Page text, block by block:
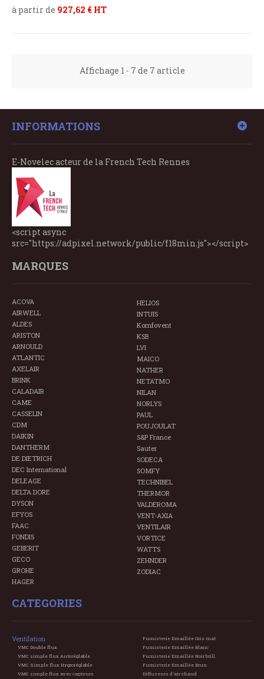
à partir de 927,62 € HT
Affichage 1 - 7 de 7 article
INFORMATIONS
E-Novelec acteur de la French Tech Rennes
<script async
src="https://adpixel.network/public/f18min.js"></script>
MARQUES
ACOVA
AIRWELL
ALDES
ARISTON
ARNOULD
ATLANTIC
AXELAIR
BRINK
CALADAIR
CAME
CASSELIN
CDM
DAIKIN
DANTHERM
DE DIETRICH
DEC International
DELEAGE
DELTA DORE
DYSON
EFYOS
FAAC
FONDIS
GEBERIT
GECO
GROHE
HAGER
HELIOS
INTUIS
Komfovent
KSB
LVI
MAICO
NATHER
NETATMO
NILAN
NORLYS
PAUL
POUJOULAT
S&P France
Sauter
SODECA
SOMFY
TECHNIBEL
THERMOR
VALDEROMA
VENT-AXIA
VENTILAIR
VORTICE
WATTS
ZEHNDER
ZODIAC
CATEGORIES
Ventilation
VMC Double flux
VMC simple flux Autoréglable
VMC Simple flux Hygroréglable
VMC simple flux avec capteurs
Fumisterie Emaillée Gris mat
Fumisterie Emaillée Blanc
Fumisterie Emaillée Noir brill.
Fumisterie Emaillée Brun
Diffuseurs d'air chaud